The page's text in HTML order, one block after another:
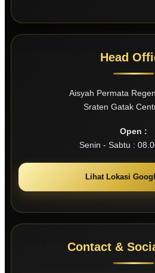
Head
Aisyah Permata
Sraten Gatak
Open :
Senin - Sabtu :
Lihat Lokasi
Contact &